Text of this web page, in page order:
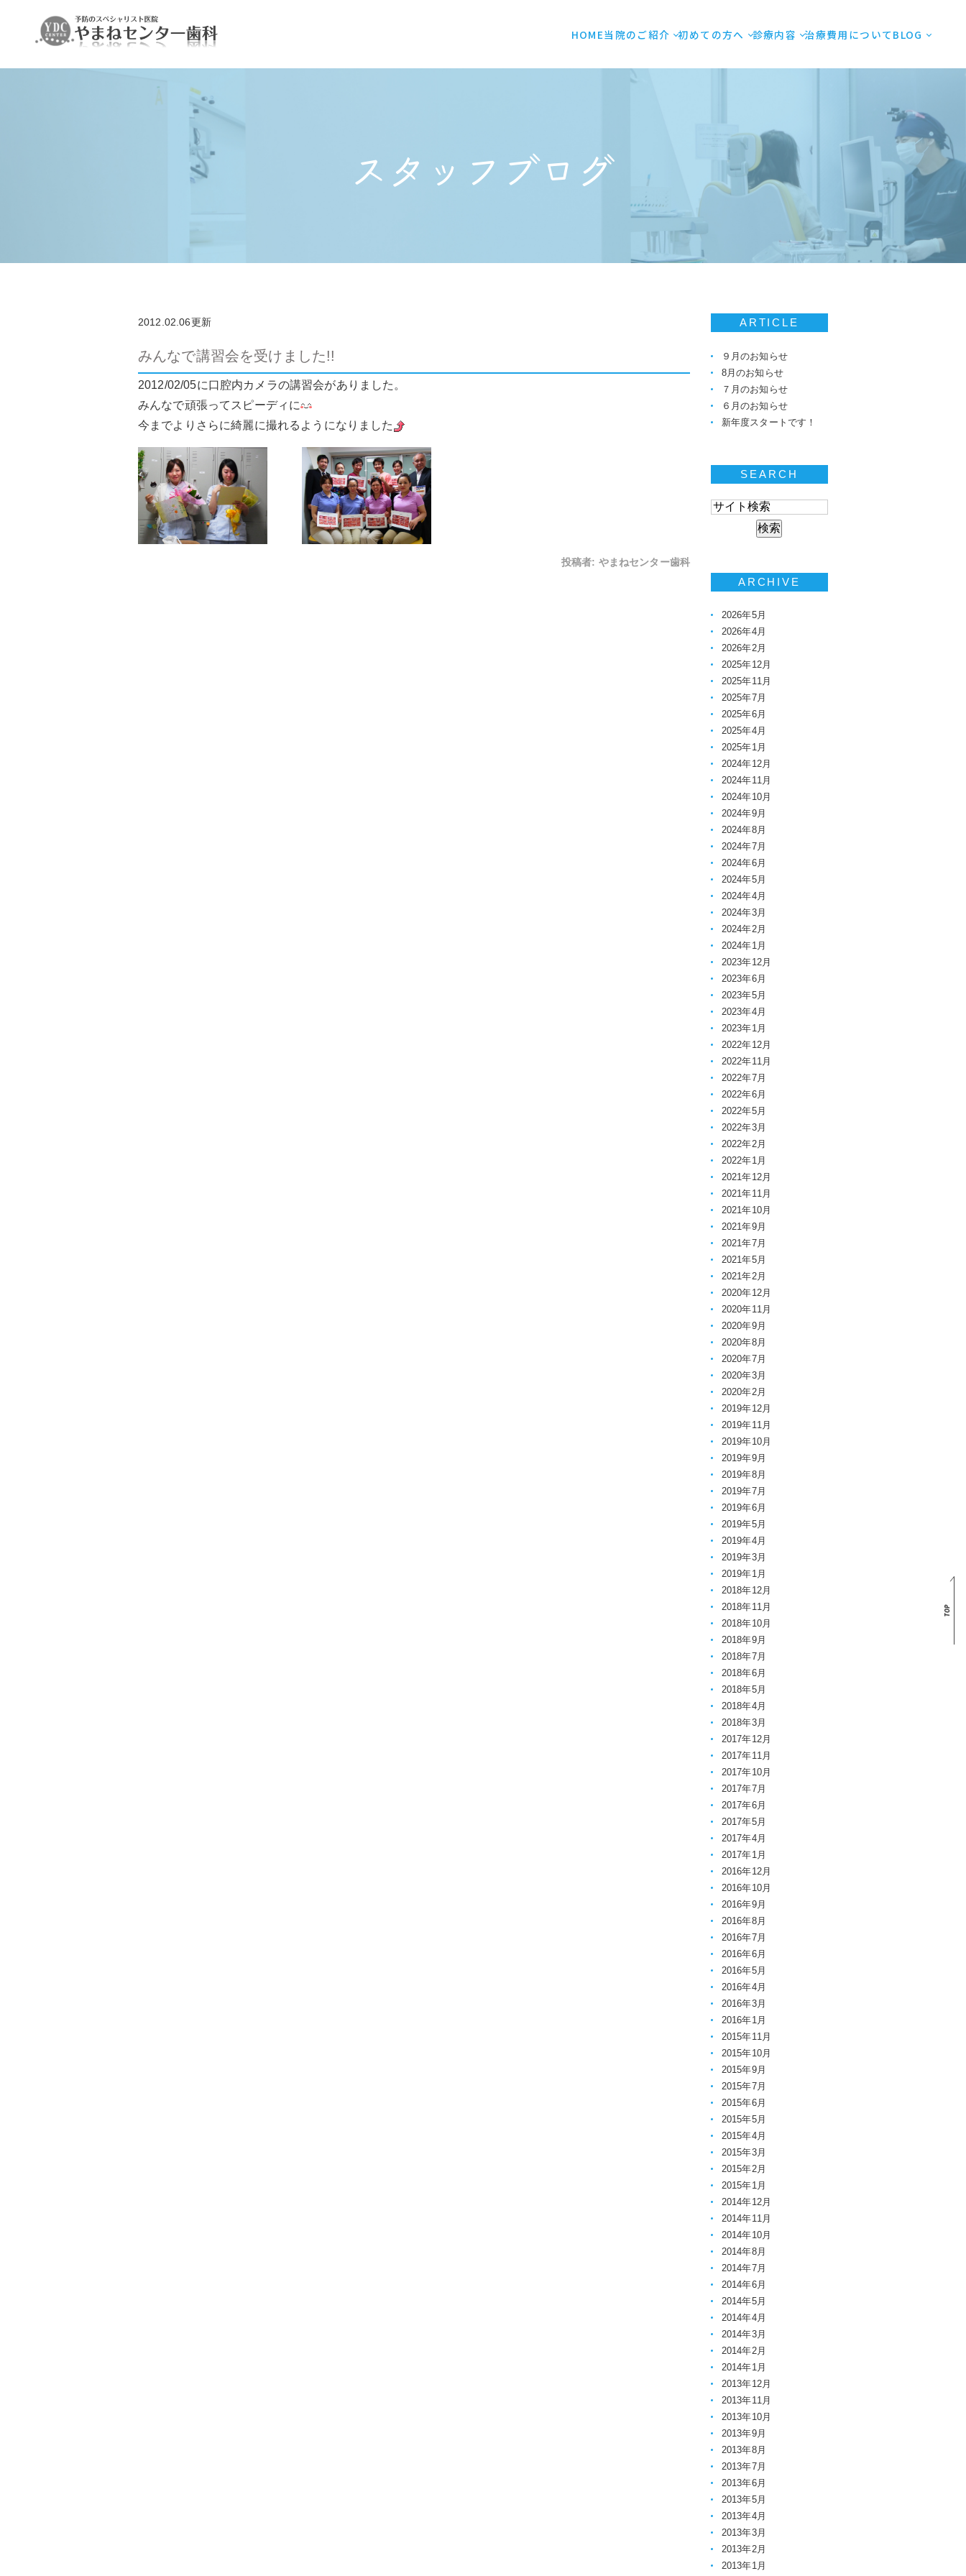
HOME当院のご紹介 初めての方へ 診療内容 治療費用についてBLOG
スタッフブログ
2012.02.06更新
みんなで講習会を受けました!!
2012/02/05に口腔内カメラの講習会がありました。
みんなで頑張ってスピーディに
今までよりさらに綺麗に撮れるようになりました
投稿者: やまねセンター歯科
ARTICLE
９月のお知らせ
8月のお知らせ
７月のお知らせ
６月のお知らせ
新年度スタートです！
SEARCH
ARCHIVE
2026年5月
2026年4月
2026年2月
2025年12月
2025年11月
2025年7月
2025年6月
2025年4月
2025年1月
2024年12月
2024年11月
2024年10月
2024年9月
2024年8月
2024年7月
2024年6月
2024年5月
2024年4月
2024年3月
2024年2月
2024年1月
2023年12月
2023年6月
2023年5月
2023年4月
2023年1月
2022年12月
2022年11月
2022年7月
2022年6月
2022年5月
2022年3月
2022年2月
2022年1月
2021年12月
2021年11月
2021年10月
2021年9月
2021年7月
2021年5月
2021年2月
2020年12月
2020年11月
2020年9月
2020年8月
2020年7月
2020年3月
2020年2月
2019年12月
2019年11月
2019年10月
2019年9月
2019年8月
2019年7月
2019年6月
2019年5月
2019年4月
2019年3月
2019年1月
2018年12月
2018年11月
2018年10月
2018年9月
2018年7月
2018年6月
2018年5月
2018年4月
2018年3月
2017年12月
2017年11月
2017年10月
2017年7月
2017年6月
2017年5月
2017年4月
2017年1月
2016年12月
2016年10月
2016年9月
2016年8月
2016年7月
2016年6月
2016年5月
2016年4月
2016年3月
2016年1月
2015年11月
2015年10月
2015年9月
2015年7月
2015年6月
2015年5月
2015年4月
2015年3月
2015年2月
2015年1月
2014年12月
2014年11月
2014年10月
2014年8月
2014年7月
2014年6月
2014年5月
2014年4月
2014年3月
2014年2月
2014年1月
2013年12月
2013年11月
2013年10月
2013年9月
2013年8月
2013年7月
2013年6月
2013年5月
2013年4月
2013年3月
2013年2月
2013年1月